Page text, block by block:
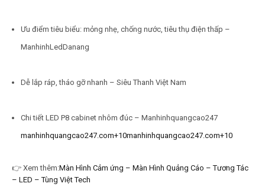
Ưu điểm tiêu biểu: mỏng nhẹ, chống nước, tiêu thụ điện thấp –
ManhinhLedDanang
Dễ lắp ráp, tháo gỡ nhanh – Siêu Thanh Việt Nam
Chi tiết LED P8 cabinet nhôm đúc – Manhinhquangcao247
manhinhquangcao247.com+10manhinhquangcao247.com+10
👉 Xem thêm:Màn Hình Cảm ứng – Màn Hình Quảng Cáo – Tương Tác
– LED – Tùng Việt Tech